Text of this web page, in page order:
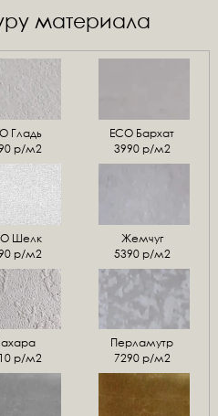
материала
Гладь
р/м2
ECO Бархат
3990 р/м2
Шелк
р/м2
Жемчуг
5390 р/м2
р/м2
Перламутр
7290 р/м2